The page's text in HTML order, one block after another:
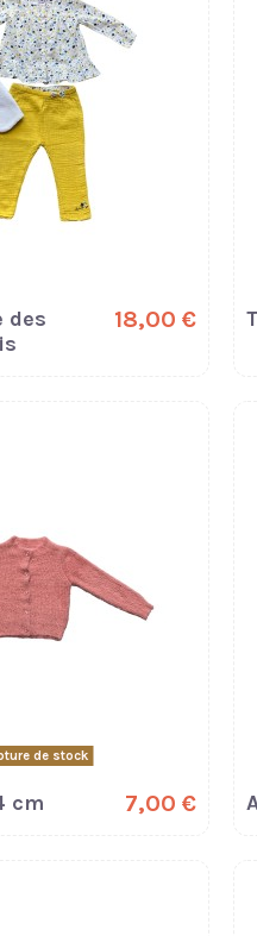
des
18,00 €
de stock
cm 7,00 €